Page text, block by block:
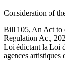
Consideration of
Bill 105, An Act to
Regulation Act,
Loi édictant la Loi
agences artistiques